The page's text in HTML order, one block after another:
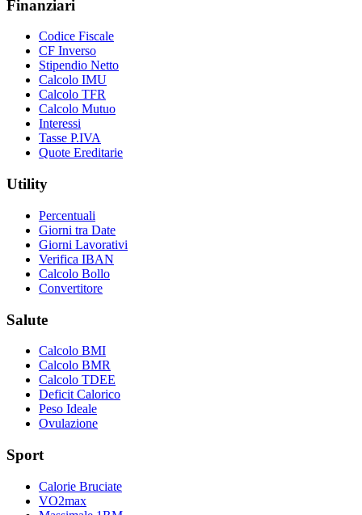
Finanziari
Codice Fiscale
CF Inverso
Stipendio Netto
Calcolo IMU
Calcolo TFR
Calcolo Mutuo
Interessi
Tasse P.IVA
Quote Ereditarie
Utility
Percentuali
Giorni tra Date
Giorni Lavorativi
Verifica IBAN
Calcolo Bollo
Convertitore
Salute
Calcolo BMI
Calcolo BMR
Calcolo TDEE
Deficit Calorico
Peso Ideale
Ovulazione
Sport
Calorie Bruciate
VO2max